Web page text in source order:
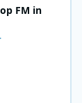
FM in